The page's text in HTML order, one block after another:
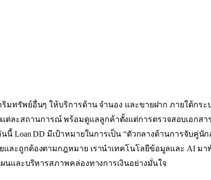
ทรัพย์อื่นๆ ให้บริการด้าน จำนอง และขายฝาก ภายใต้กร
ละสถานการณ์ พร้อมดูแลลูกค้าตั้งแต่การตรวจสอบเอกสา
Loan DD มีเป้าหมายในการเป็น “ตัวกลางด้านการจับคู่นั
ละถูกต้องตามกฎหมาย เรานำเทคโนโลยีข้อมูลและ AI ม
และบริหารสภาพคล่องทางการเงินอย่างมั่นใจ